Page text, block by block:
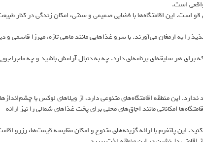
است.
است. این اقامتگاه‌ها با فضایی صمیمی و سنتی، امکان زندگی در کنار
به ارمغان می‌آورند. با سرو غذاهایی مانند ماهی تازه، میرزا قاسمی و
هر سلیقه‌ای برنامه‌ای دارد. چه به دنبال آرامش باشید و چه
این منطقه اقامتگاه‌های متنوعی دارد، از ویلاهای لوکس با
امکاناتی مانند اجاق‌های محلی برای پخت غذاهای شمالی را نیز ارائه
این پلتفرم‌ با ارائه گزینه‌های متنوع و امکان مقایسه قیمت‌ها، رزرو